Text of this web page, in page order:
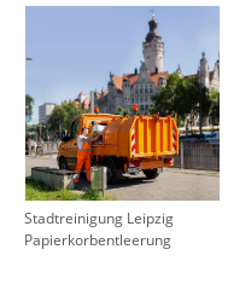
Stadtreinigung Leipzig
Papierkorbentleerung